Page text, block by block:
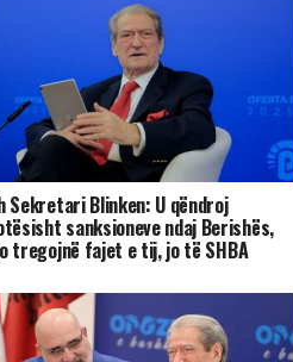
Sekretari Blinken: U qëndroj
sanksioneve ndaj Berishës,
tregojnë fajet e tij, jo të SHBA